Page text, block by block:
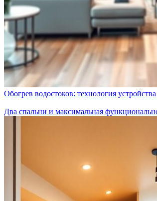
Обогрев водостоков: технология
Два спальни и максимальная